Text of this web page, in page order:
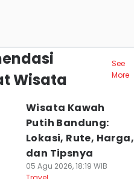
Wisata
See
More
Wisata Kawah
Putih Bandung:
Lokasi, Rute, Harga,
dan Tipsnya
05 Agu 2026, 18:19 WIB